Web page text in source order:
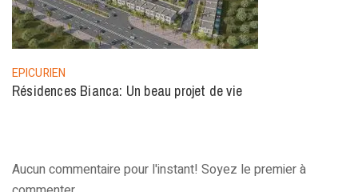
EPICURIEN
Résidences Bianca: Un beau projet de vie
Aucun commentaire pour l'instant! Soyez le premier à